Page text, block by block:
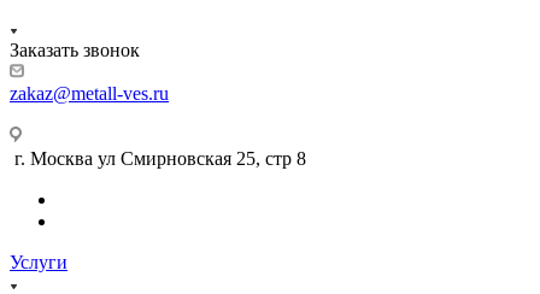
Заказать звонок
zakaz@metall-ves.ru
г. Москва ул Смирновская 25, стр 8
Услуги